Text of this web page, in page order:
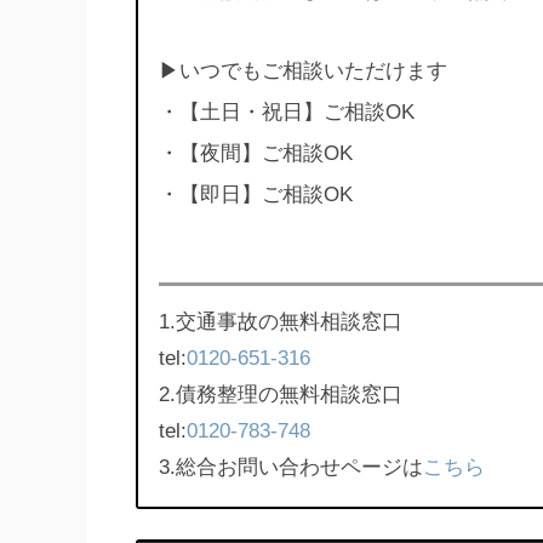
▶︎いつでもご相談いただけます
・【土日・祝日】ご相談OK
・【夜間】ご相談OK
・【即日】ご相談OK
1.交通事故の無料相談窓口
tel:0120-651-316
2.債務整理の無料相談窓口
tel:0120-783-748
3.総合お問い合わせページはこちら